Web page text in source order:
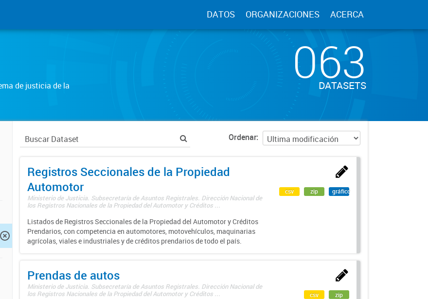
DATOS ORGANIZACIONES ACERCA
de justicia de la
063
DATASETS
Ordenar
Registros Seccionales de la Propiedad
Automotor
Ministerio de Justicia. Subsecretaría de Asuntos Registrales. Dirección Nacional de
los Registros Nacionales de la Propiedad del Automotor y Créditos ...
Listados de Registros Seccionales de la Propiedad del Automotor y Créditos
Prendarios, con competencia en automotores, motovehículos, maquinarias
agrícolas, viales e industriales y de créditos prendarios de todo el país.
csv zip gráfico
Prendas de autos
Ministerio de Justicia. Subsecretaría de Asuntos Registrales. Dirección Nacional de
los Registros Nacionales de la Propiedad del Automotor y Créditos ...
csv zip